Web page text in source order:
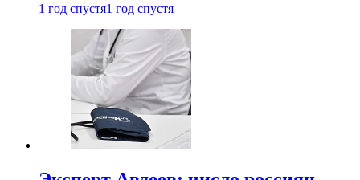
1 год спустя1 год спустя